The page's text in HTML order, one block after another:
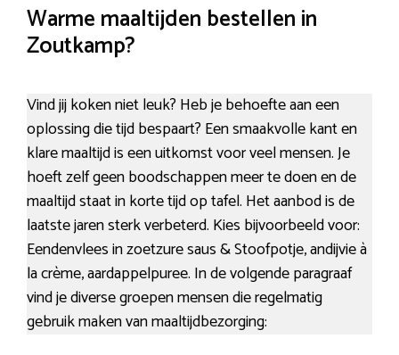
Warme maaltijden bestellen in
Zoutkamp?
Vind jij koken niet leuk? Heb je behoefte aan een
oplossing die tijd bespaart? Een smaakvolle kant en
klare maaltijd is een uitkomst voor veel mensen. Je
hoeft zelf geen boodschappen meer te doen en de
maaltijd staat in korte tijd op tafel. Het aanbod is de
laatste jaren sterk verbeterd. Kies bijvoorbeeld voor:
Eendenvlees in zoetzure saus & Stoofpotje, andijvie à
la crème, aardappelpuree. In de volgende paragraaf
vind je diverse groepen mensen die regelmatig
gebruik maken van maaltijdbezorging: